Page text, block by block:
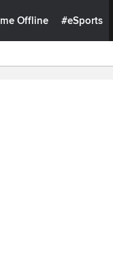
Offline #eSports